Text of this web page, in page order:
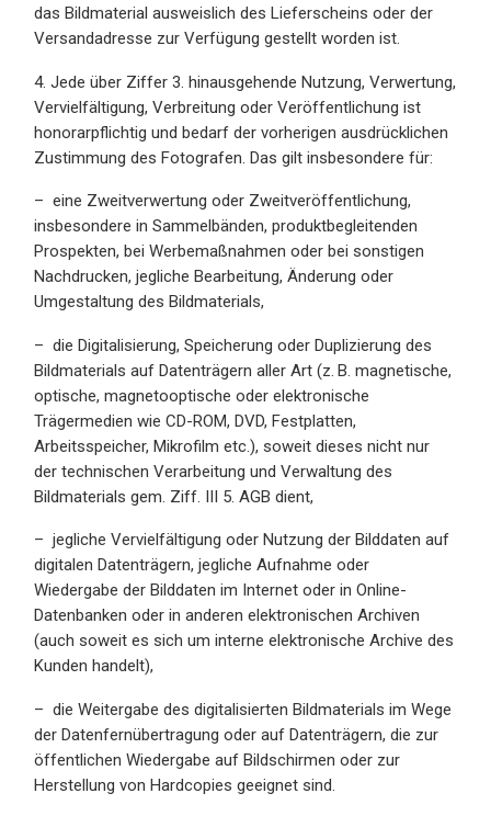
das Bildmaterial ausweislich des Lieferscheins oder der
Versandadresse zur Verfügung gestellt worden ist.
4. Jede über Ziffer 3. hinausgehende Nutzung, Verwertung,
Vervielfältigung, Verbreitung oder Veröffentlichung ist
honorarpflichtig und bedarf der vorherigen ausdrücklichen
Zustimmung des Fotografen. Das gilt insbesondere für:
– eine Zweitverwertung oder Zweitveröffentlichung,
insbesondere in Sammelbänden, produktbegleitenden
Prospekten, bei Werbemaßnahmen oder bei sonstigen
Nachdrucken, jegliche Bearbeitung, Änderung oder
Umgestaltung des Bildmaterials,
– die Digitalisierung, Speicherung oder Duplizierung des
Bildmaterials auf Datenträgern aller Art (z. B. magnetische,
optische, magnetooptische oder elektronische
Trägermedien wie CD-ROM, DVD, Festplatten,
Arbeitsspeicher, Mikrofilm etc.), soweit dieses nicht nur
der technischen Verarbeitung und Verwaltung des
Bildmaterials gem. Ziff. III 5. AGB dient,
– jegliche Vervielfältigung oder Nutzung der Bilddaten auf
digitalen Datenträgern, jegliche Aufnahme oder
Wiedergabe der Bilddaten im Internet oder in Online-
Datenbanken oder in anderen elektronischen Archiven
(auch soweit es sich um interne elektronische Archive des
Kunden handelt),
– die Weitergabe des digitalisierten Bildmaterials im Wege
der Datenfernübertragung oder auf Datenträgern, die zur
öffentlichen Wiedergabe auf Bildschirmen oder zur
Herstellung von Hardcopies geeignet sind.